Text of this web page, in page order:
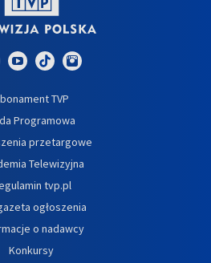
TVP
Programowa
przetargowe
Telewizyjna
tvp.pl
ogłoszenia
o nadawcy
Konkursy